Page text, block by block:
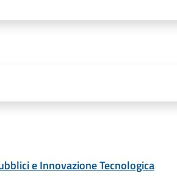
e Innovazione Tecnologica